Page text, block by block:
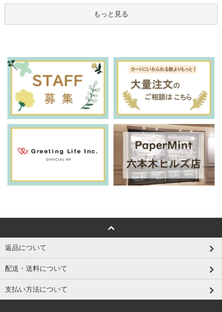
もっと見る
返品について
配送・送料について
支払い方法について